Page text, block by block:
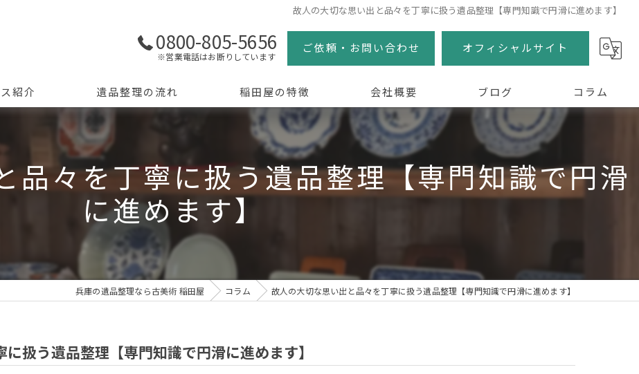
故人の大切な思い出と品々を丁寧に扱う遺品整理【専門知識で円滑に進めます】
0800-805-5656
※営業電話はお断りしています
ご依頼・お問い合わせ オフィシャルサイト
紹介 遺品整理の流れ
よくある質問
稲田屋の特徴
生前整理
骨董品
京都の遺品整理
会社概要 ブログ コラム
品々を丁寧に扱う遺品整理【専門知識で円滑
に進めます】
兵庫の遺品整理なら古美術 稲田屋 コラム 故人の大切な思い出と品々を丁寧に扱う遺品整理【専門知識で円滑に進めます】
扱う遺品整理【専門知識で円滑に進めます】